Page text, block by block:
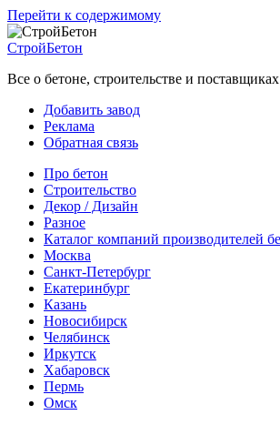
Перейти к содержимому
СтройБетон
Все о бетоне, строительстве и
Добавить завод
Реклама
Обратная связь
Про бетон
Строительство
Декор / Дизайн
Разное
Каталог компаний производителей
Москва
Санкт-Петербург
Екатеринбург
Казань
Новосибирск
Челябинск
Иркутск
Хабаровск
Пермь
Омск